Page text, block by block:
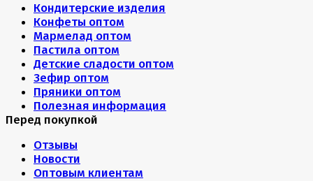
Кондитерские изделия
Конфеты оптом
Мармелад оптом
Пастила оптом
Детские сладости оптом
Зефир оптом
Пряники оптом
Полезная информация
Перед покупкой
Отзывы
Новости
Оптовым клиентам